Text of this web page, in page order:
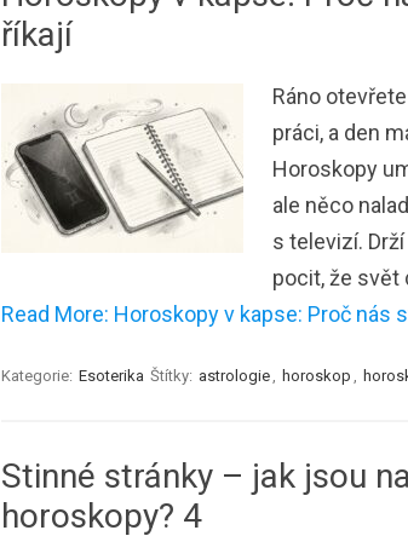
říkají
Ráno
práci, a den
Horoskopy
ale něco
s televizí.
pocit, že svět
Read More: Horoskopy v kapse: Proč nás
Kategorie: Esoterika Štítky: astrologie, horoskop ,
Stinné stránky – jak jsou
horoskopy? 4